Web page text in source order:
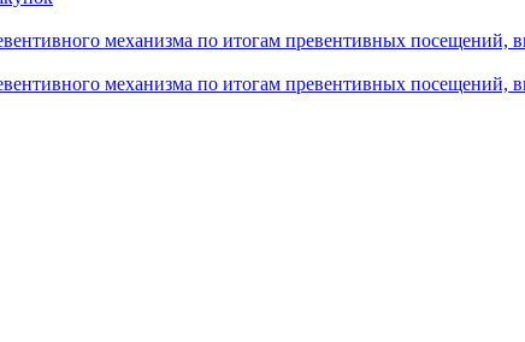
механизма по итогам превентивных посещений,
механизма по итогам превентивных посещений,